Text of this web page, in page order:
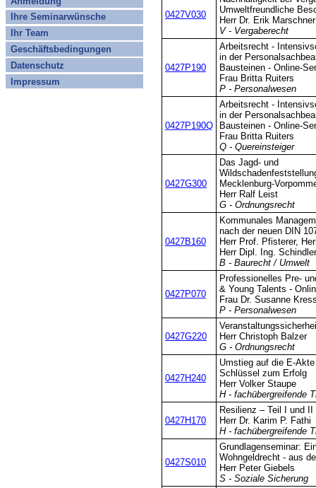
Ihre Seminarwünsche
Ihr Team
Geschäftsbedingungen
Datenschutz
Impressum
0427V030
Umweltfreundliche
Herr Dr. Erik Marschner
V - Vergaberecht
0427P190
Arbeitsrecht -
in der
Bausteinen - Online-
Frau Britta Ruiters
P - Personalwesen
0427P190Q
Arbeitsrecht -
in der
Bausteinen - Online-
Frau Britta Ruiters
Q - Quereinsteiger
0427G300
Das Jagd- und
Mecklenburg-
Herr Ralf Leist
G - Ordnungsrecht
0427B160
Kommunales
nach der neuen DIN
Herr Prof. Pfisterer,
Herr Dipl. Ing. Schindler
B - Baurecht / Umwelt
0427P070
Professionelles Pre-
& Young Talents -
Frau Dr. Susanne
P - Personalwesen
0427G220
Herr Christoph Balzer
G - Ordnungsrecht
0427H240
Umstieg auf die E-
Schlüssel zum Erfolg
Herr Volker Staupe
H - fachübergreifende
0427H170
Resilienz – Teil I und II
Herr Dr. Karim P. Fathi
H - fachübergreifende
0427S010
Grundlagenseminar:
Wohngeldrecht - aus
Herr Peter Giebels
S - Soziale Sicherung